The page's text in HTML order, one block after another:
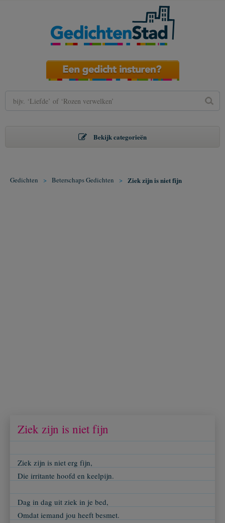
Bekijk categorieën
Gedichten > Beterschaps Gedichten > Ziek zijn is niet fijn
Ziek zijn is niet fijn
Ziek zijn is niet erg fijn,
Die irritante hoofd en keelpijn.
Dag in dag uit ziek in je bed,
Omdat iemand jou heeft besmet.